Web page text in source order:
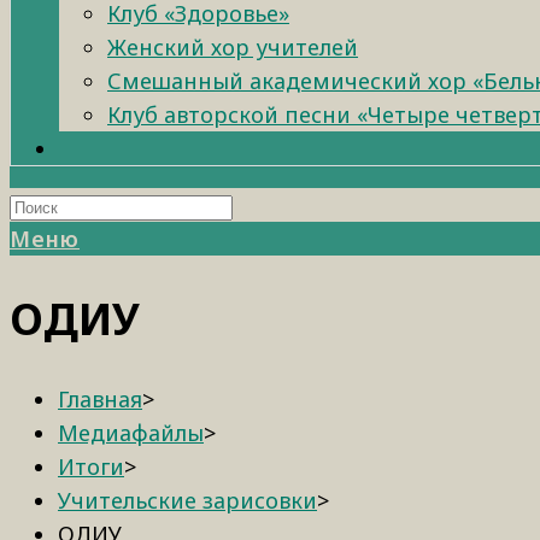
Клуб «Здоровье»
Женский хор учителей
Смешанный академический хор
Клуб авторской песни «Четыре
Меню
ОДИУ
Главная>
Медиафайлы>
Итоги>
Учительские зарисовки>